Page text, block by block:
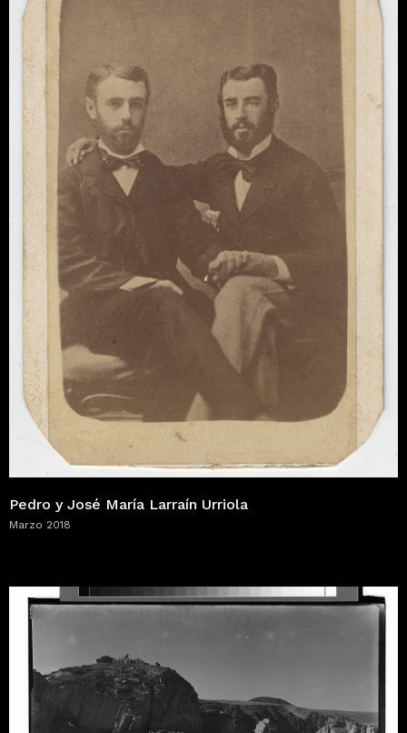
Pedro y José María Larraín Urriola
Marzo 2018